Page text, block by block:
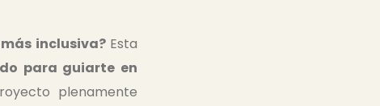
inclusiva?Esta
para guiarte en
plenamente